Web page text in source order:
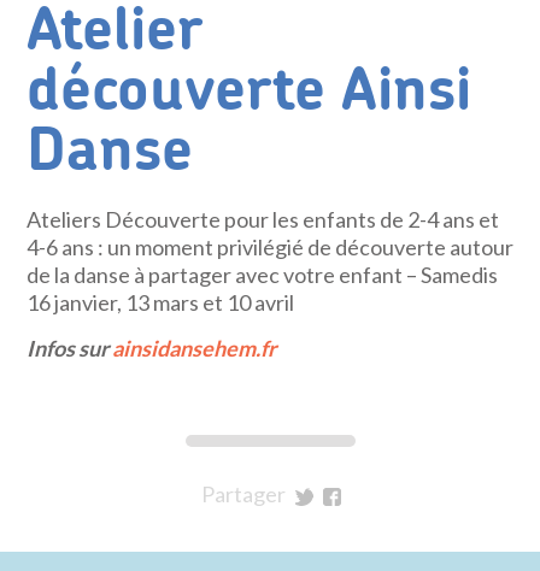
Atelier
découverte Ainsi
Danse
Ateliers Découverte pour les enfants de 2-4 ans et
4-6 ans : un moment privilégié de découverte autour
de la danse à partager avec votre enfant – Samedis
16 janvier, 13 mars et 10 avril
Infos surainsidansehem.fr
Partager
Twitter
Facebook